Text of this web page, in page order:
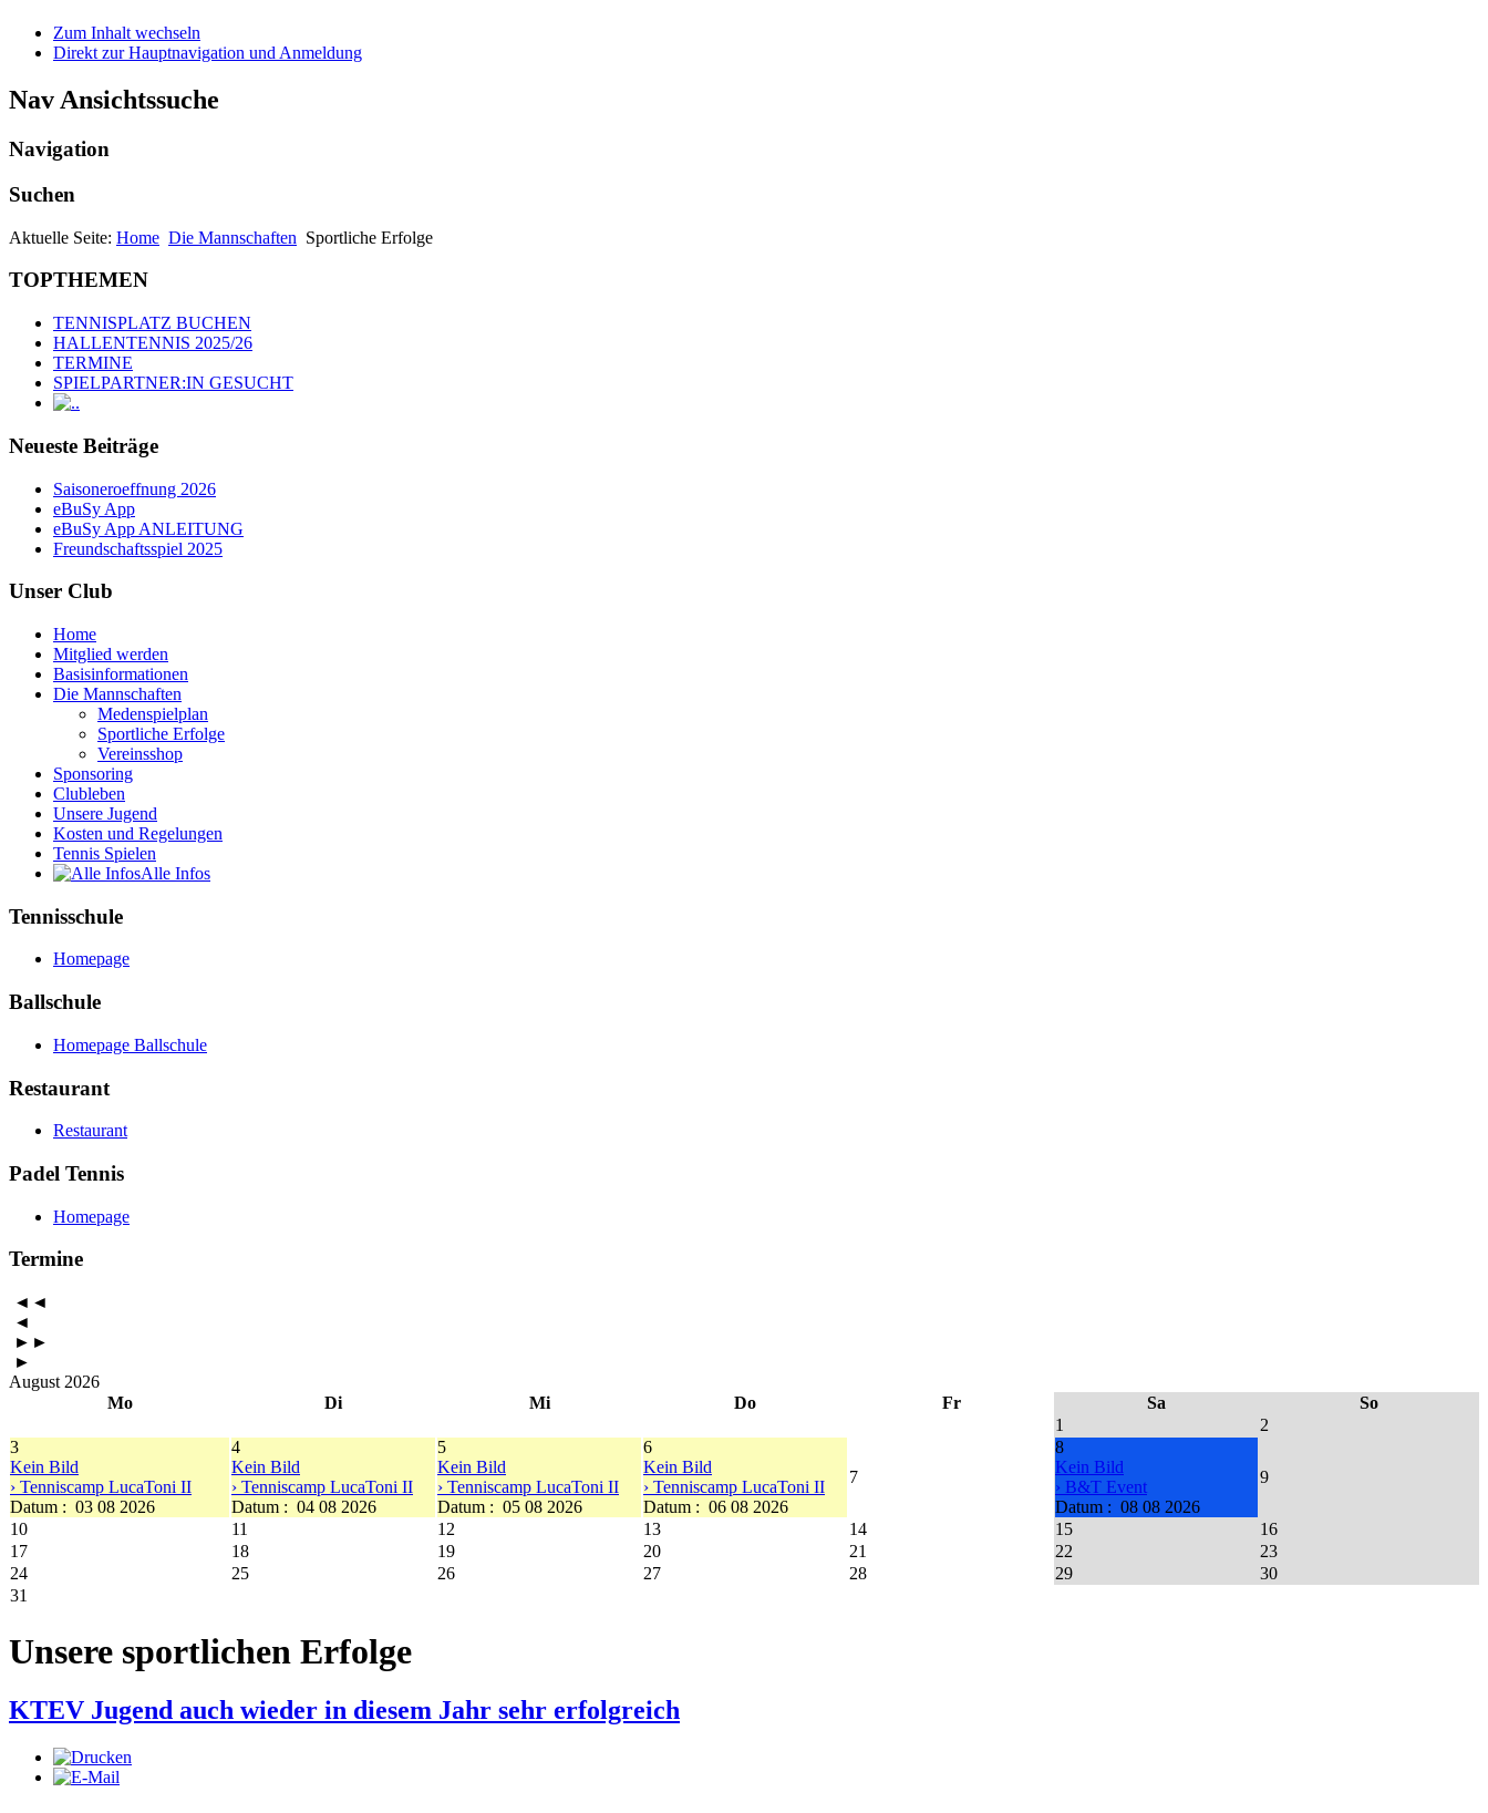
Zum Inhalt wechseln
Direkt zur Hauptnavigation und Anmeldung
Nav Ansichtssuche
Navigation
Suchen
Aktuelle Seite: Home Die Mannschaften Sportliche Erfolge
TOPTHEMEN
TENNISPLATZ BUCHEN
HALLENTENNIS 2025/26
TERMINE
SPIELPARTNER:IN GESUCHT
.
Neueste Beiträge
Saisoneroeffnung 2026
eBuSy App
eBuSy App ANLEITUNG
Freundschaftsspiel 2025
Unser Club
Home
Mitglied werden
Basisinformationen
Die Mannschaften
Medenspielplan
Sportliche Erfolge
Vereinsshop
Sponsoring
Clubleben
Unsere Jugend
Kosten und Regelungen
Tennis Spielen
Alle Infos
Tennisschule
Homepage
Ballschule
Homepage Ballschule
Restaurant
Restaurant
Padel Tennis
Homepage
Termine
◄◄
◄
►►
►
August 2026
Mo
Di Mi Do Fr Sa
So
1
2
3
Kein Bild
› Tenniscamp LucaToni II
Datum : 03 08 2026
4
Kein Bild
› Tenniscamp LucaToni II
Datum : 04 08 2026
5
Kein Bild
› Tenniscamp LucaToni II
Datum : 05 08 2026
6
Kein Bild
› Tenniscamp LucaToni II
Datum : 06 08 2026
7
8
Kein Bild
› B&T Event
Datum : 08 08 2026
9
10 11 12 13 14 15
16
17
18 19 20 21 22
23
24
25 26 27 28 29
30
31
Unsere sportlichen Erfolge
KTEV Jugend auch wieder in diesem Jahr sehr erfolgreich